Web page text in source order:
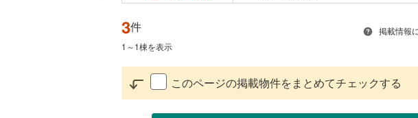
3件
1 ～1棟を表示
掲載情報
このページの掲載物件をまとめてチェックする